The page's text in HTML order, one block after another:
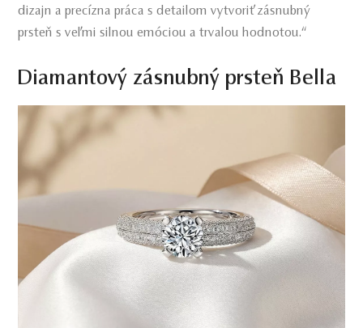
dizajn a precízna práca s detailom vytvoriť zásnubný
prsteň s veľmi silnou emóciou a trvalou hodnotou.“
Diamantový zásnubný prsteň Bella